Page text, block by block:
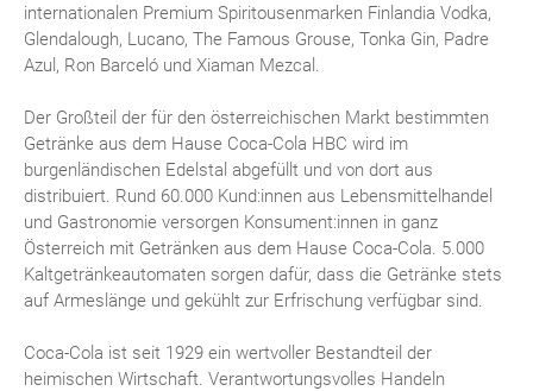
internationalen Premium Spiritousenmarken Finlandia Vodka,
Glendalough, Lucano, The Famous Grouse, Tonka Gin, Padre
Azul, Ron Barceló und Xiaman Mezcal.
Der Großteil der für den österreichischen Markt bestimmten
Getränke aus dem Hause Coca-Cola HBC wird im
burgenländischen Edelstal abgefüllt und von dort aus
distribuiert. Rund 60.000 Kund:innen aus Lebensmittelhandel
und Gastronomie versorgen Konsument:innen in ganz
Österreich mit Getränken aus dem Hause Coca-Cola. 5.000
Kaltgetränkeautomaten sorgen dafür, dass die Getränke stets
auf Armeslänge und gekühlt zur Erfrischung verfügbar sind.
Coca-Cola ist seit 1929 ein wertvoller Bestandteil der
heimischen Wirtschaft. Verantwortungsvolles Handeln